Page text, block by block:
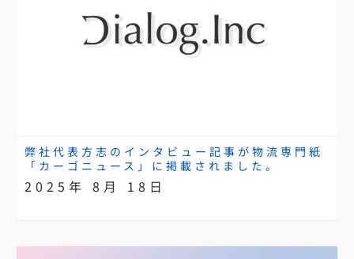
弊社代表方志のインタビュー記事が物流専門紙
「カーゴニュース」に掲載されました。
2025年 8月 18日